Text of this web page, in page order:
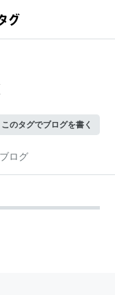
このタグでブログを書く
ログ